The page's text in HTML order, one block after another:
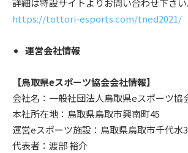
詳細は特設サイトよりお問い合わせ下さい
https://tottori-esports.com/tned2021/
運営会社情報
【鳥取県eスポーツ協会会社情報】
会社名：一般社団法人鳥取県eスポーツ協
本社所在地：鳥取県鳥取市興南町45
運営eスポーツ施設：鳥取県鳥取市千代水
代表者：渡部 裕介